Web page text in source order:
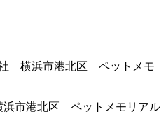
社 横浜市港北区 ペットメモ
市港北区 ペットメモリアル